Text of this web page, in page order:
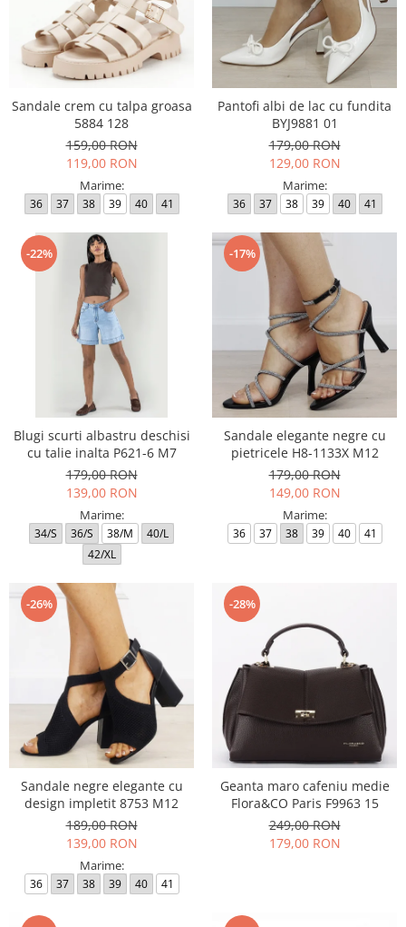
Sandale crem cu talpa groasa
5884 128
159,00 RON
119,00 RON
Marime:
36 37 38 39 40 41
Pantofi albi de lac cu fundita
BYJ9881 01
179,00 RON
129,00 RON
Marime:
36 37 38 39 40 41
-22%
Blugi scurti albastru deschisi
cu talie inalta P621-6 M7
179,00 RON
139,00 RON
Marime:
34/S 36/S 38/M
40/L
42/XL
-17%
Sandale elegante negre cu
pietricele H8-1133X M12
179,00 RON
149,00 RON
Marime:
36 37 38 39 40 41
-26%
Sandale negre elegante cu
design impletit 8753 M12
189,00 RON
139,00 RON
Marime:
36 37 38 39 40 41
-28%
Geanta maro cafeniu medie
Flora&CO Paris F9963 15
249,00 RON
179,00 RON